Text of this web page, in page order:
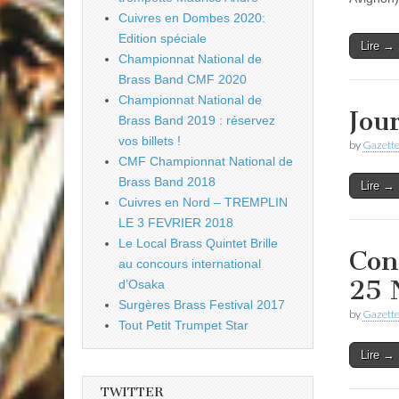
Lire →
by
Lire →
25
by
Lire →
Cuivres en Dombes 2020:
Edition spéciale
Championnat National de
Brass Band CMF 2020
Championnat National de
Brass Band 2019 : réservez
vos billets !
CMF Championnat National de
Brass Band 2018
Cuivres en Nord – TREMPLIN
LE 3 FEVRIER 2018
Le Local Brass Quintet Brille
au concours international
d’Osaka
Surgères Brass Festival 2017
Tout Petit Trumpet Star
TWITTER